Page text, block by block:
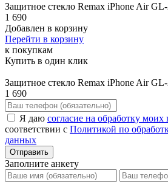
Защитное стекло Remax iPhone Air
1 690
Добавлен в корзину
Перейти в корзину
к покупкам
Купить в один клик
Защитное стекло Remax iPhone Air
1 690
Я даю согласие на обработку
соответствии с Политикой по
данных
Отправить
Заполните анкету